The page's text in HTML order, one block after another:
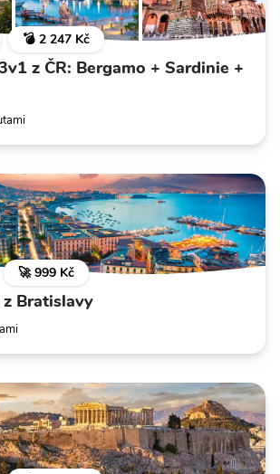
💣 2 247 Kč
z ČR: Bergamo + Sardinie +
🚀 999 Kč
Bratislavy